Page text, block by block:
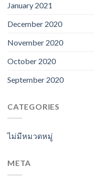
January 2021
December 2020
November 2020
October 2020
September 2020
CATEGORIES
ไม่มีหมวดหมู่
META